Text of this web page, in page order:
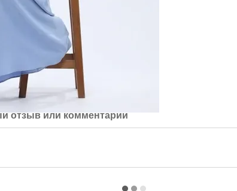
отзыв или комментарий